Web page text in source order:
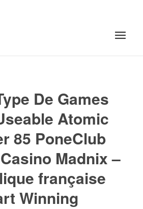
De Games
Atomic
85 PoneClub
Madnix –
française
Winning